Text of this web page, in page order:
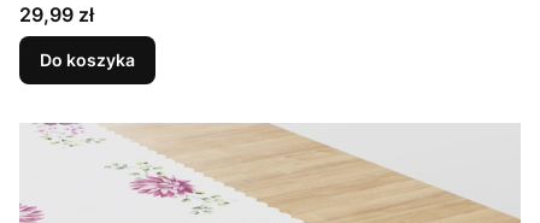
Cena
29,99 zł
Do koszyka